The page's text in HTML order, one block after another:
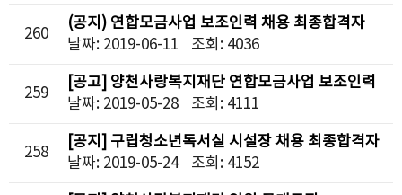
260
(공지) 연합모금사업 보조인력 채용 최종합격자
발표
날짜: 2019-06-11 조회: 4036
259
[공고] 양천사랑복지재단 연합모금사업 보조인력
채용공고
날짜: 2019-05-28 조회: 4111
258
[공지] 구립청소년독서실 시설장 채용 최종합격자
발표
날짜: 2019-05-24 조회: 4152